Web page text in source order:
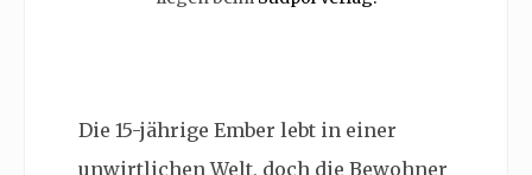
Die 15-jährige Ember lebt in einer
unwirtlichen Welt, doch die Bewohner